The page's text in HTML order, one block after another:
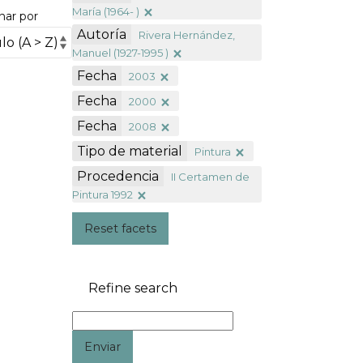
por María (1964- )
Autoría
Rivera Hernández,
Manuel (1927-1995 )
Fecha 2003
Fecha 2000
Fecha 2008
Tipo de material Pintura
Procedencia
II Certamen de
Pintura 1992
Reset facets
Refine search
Enviar